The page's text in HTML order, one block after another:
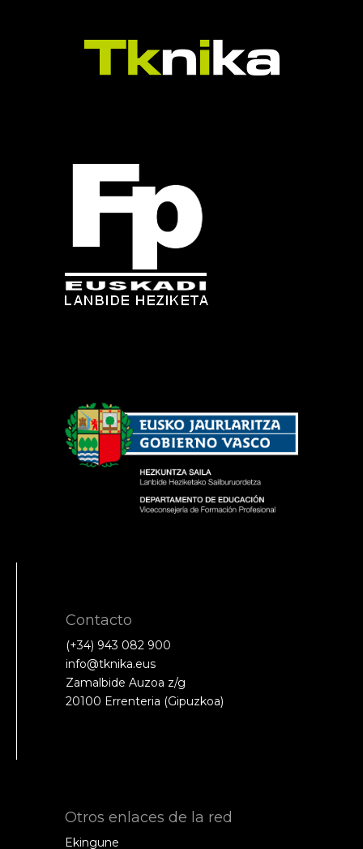
Contacto
(+34) 943 082 900
info@tknika.eus
Zamalbide Auzoa z/g
20100 Errenteria (Gipuzkoa)
Otros enlaces de la red
Ekingune